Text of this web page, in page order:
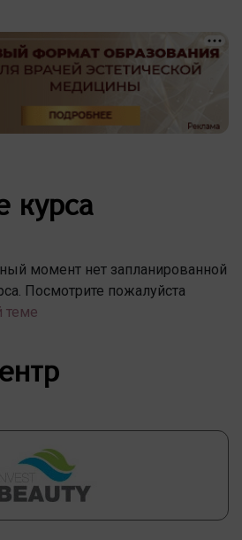
курса
момент нет запланированной
Посмотрите пожалуйста
теме